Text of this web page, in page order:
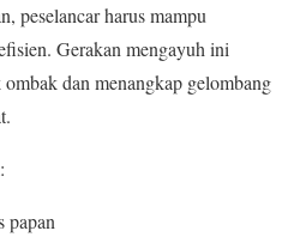
peselancar harus mampu
Gerakan mengayuh ini
dan menangkap gelombang
papan